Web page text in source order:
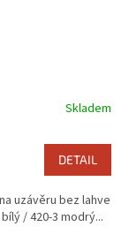
Skladem
DETAIL
uzávěru bez lahve
/ 420-3 modrý...